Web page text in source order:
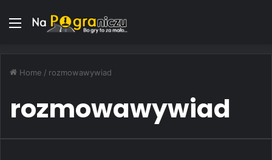
Menu
Home / rozmowawywiad
rozmowawywiad